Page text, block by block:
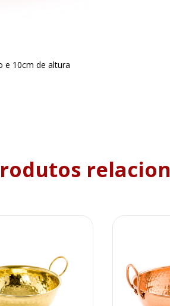
e 10cm de altura